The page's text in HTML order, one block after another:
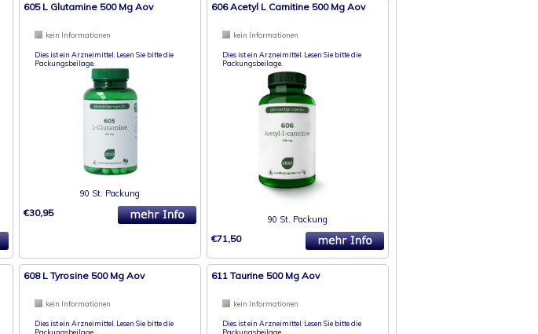
605 L Glutamine 500 Mg Aov
kein Informationen
Dies ist ein Arzneimittel. Lesen Sie bitte die
Packungsbeilage.
90 St. Packung
€30,95
606 Acetyl L Carnitine 500 Mg Aov
kein Informationen
Dies ist ein Arzneimittel. Lesen Sie bitte die
Packungsbeilage.
90 St. Packung
€71,50
608 L Tyrosine 500 Mg Aov
kein Informationen
Dies ist ein Arzneimittel. Lesen Sie bitte die
Packungsbeilage.
611 Taurine 500 Mg Aov
kein Informationen
Dies ist ein Arzneimittel. Lesen Sie bitte die
Packungsbeilage.